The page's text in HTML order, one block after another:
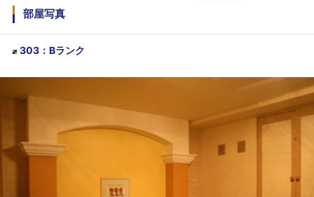
部屋写真
303 ： Bランク